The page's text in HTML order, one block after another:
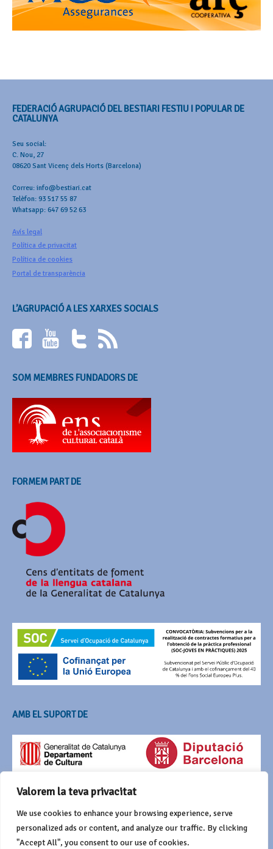
Valorem la teva privacitat
We use cookies to enhance your browsing experience, serve
personalized ads or content, and analyze our traffic. By clicking
"Accept All", you consent to our use of cookies.
FEDERACIÓ AGRUPACIÓ DEL BESTIARI FESTIU I POPULAR DE
CATALUNYA
Seu social:
C. Nou, 27
08620 Sant Vicenç dels Horts (Barcelona)
Correu: info@bestiari.cat
Telèfon: 93 517 55 87
Whatsapp: 647 69 52 63
Avís legal
Política de privacitat
Política de cookies
Portal de transparència
L’AGRUPACIÓ A LES XARXES SOCIALS
SOM MEMBRES FUNDADORS DE
FORMEM PART DE
AMB EL SUPORT DE